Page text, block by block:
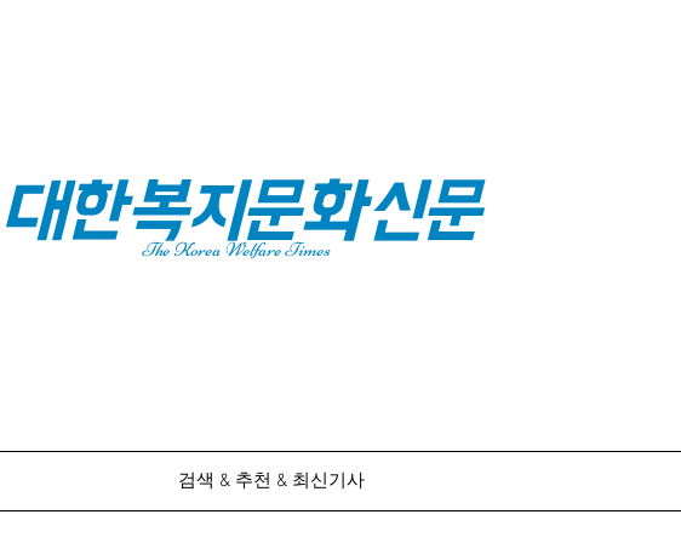
대한복지문화신문
The Korea Welfare Times
검색 & 추천 & 최신기사